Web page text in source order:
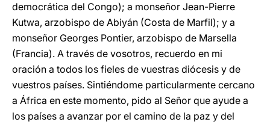
democrática del Congo); a monseñor Jean-Pierre
Kutwa, arzobispo de Abiyán (Costa de Marfil); y a
monseñor Georges Pontier, arzobispo de Marsella
(Francia). A través de vosotros, recuerdo en mi
oración a todos los fieles de vuestras diócesis y de
vuestros países. Sintiéndome particularmente cercano
a África en este momento, pido al Señor que ayude a
los países a avanzar por el camino de la paz y del